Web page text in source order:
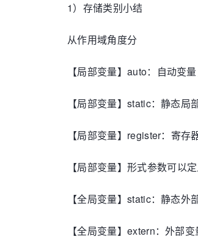
1）存储类别小结
从作用域角度分
【局部变量】auto：自动变
【局部变量】static：静态局
【局部变量】register：寄存
【局部变量】形式参数可以
【全局变量】static：静态外
【全局变量】extern：外部